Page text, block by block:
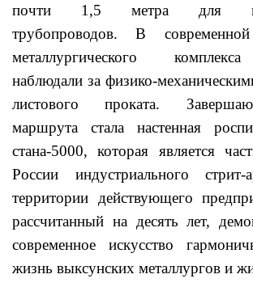
почти 1,5 метра для
трубопроводов. В
металлургического
наблюдали за физико-
листового проката.
маршрута стала настенная
стана-5000, которая является
России индустриального
территории действующего
рассчитанный на десять лет,
современное искусство
жизнь выксунских металлургов и